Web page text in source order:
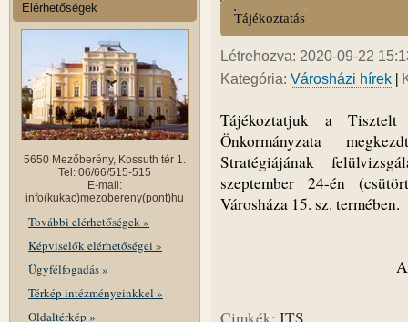
Elérhetőségek
5650 Mezőberény, Kossuth tér 1.
Tel: 06/66/515-515
E-mail:
info(kukac)mezobereny(pont)hu
További elérhetőségek »
Képviselők elérhetőségei »
Ügyfélfogadás »
Térkép intézményeinkkel »
Oldaltérkép »
Tájékoztatás
Létrehozva: 2020-09-22
Kategória: Városházi hírek |
Tájékoztatjuk a Tisztelt
Önkormányzata
Stratégiájának
szeptember 24-én
Városháza 15. sz. termében.